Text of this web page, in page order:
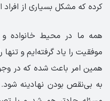
کرده که مشکل بسیاری از
همه‌ ما در محیط خانواده
موفقیت را یاد گرفته‌ایم و
همین امر باعث شده که در
به بی‌نقص بودن نهادینه